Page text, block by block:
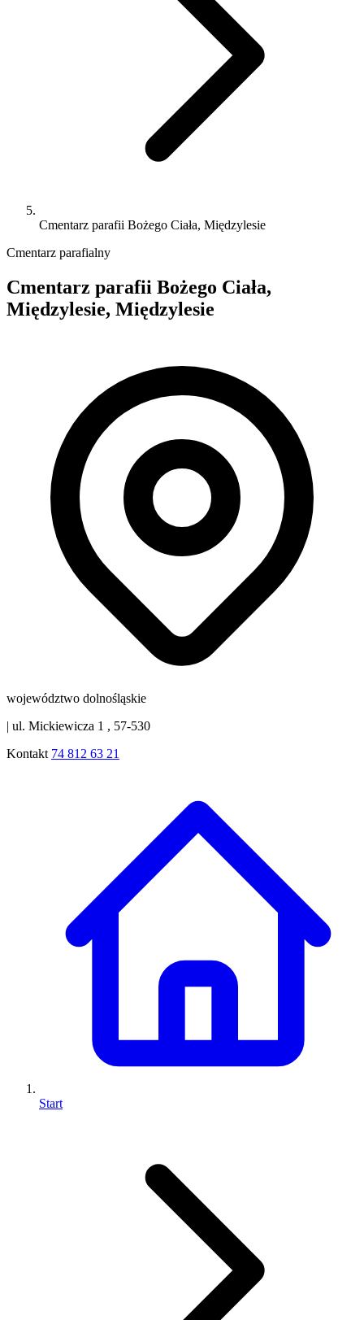
Cmentarz parafii Bożego Ciała, Międzylesie
Cmentarz parafialny
Cmentarz parafii Bożego Ciała,
Międzylesie, Międzylesie
województwo dolnośląskie
| ul. Mickiewicza 1 , 57-530
Kontakt 74 812 63 21
Start